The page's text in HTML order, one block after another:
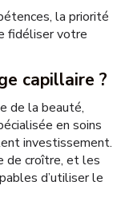
la priorité
fidéliser votre
capillaire ?
de la beauté,
en soins
investissement.
de croître, et les
d’utiliser le